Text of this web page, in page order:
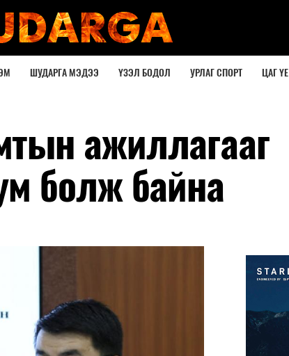
ШУДАРГА МЭДЭЭ ҮЗЭЛ БОДОЛ УРЛАГ СПОРТ ЦАГ ҮЕ
ажиллагааг
болж байна